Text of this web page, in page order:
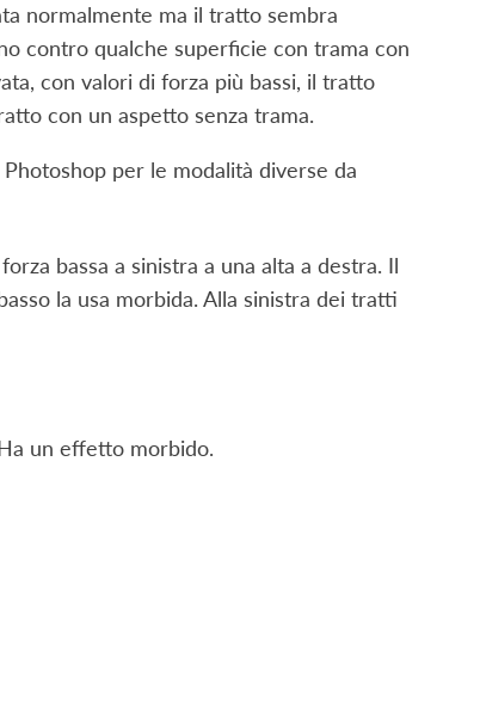
normalmente ma il tratto sembra
contro qualche superficie con trama con
con valori di forza più bassi, il tratto
con un aspetto senza trama.
per le modalità diverse da
bassa a sinistra a una alta a destra. Il
la usa morbida. Alla sinistra dei tratti
un effetto morbido.